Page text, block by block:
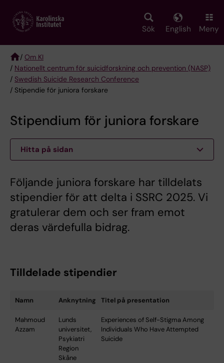
main
Sök English Meny
Breadcrumb
/ Om KI
/ Nationellt centrum för suicidforskning och prevention (NASP)
/ Swedish Suicide Research Conference
/ Stipendie för juniora forskare
Stipendium för juniora forskare
Hitta på sidan
Följande juniora forskare har tilldelats
stipendier för att delta i SSRC 2025. Vi
gratulerar dem och ser fram emot
deras värdefulla bidrag.
Tilldelade stipendier
Namn Anknytning Titel på presentation
Mahmoud
Azzam
Lunds
universitet,
Psykiatri
Region
Skåne
Experiences of Self-Stigma Among
Individuals Who Have Attempted
Suicide